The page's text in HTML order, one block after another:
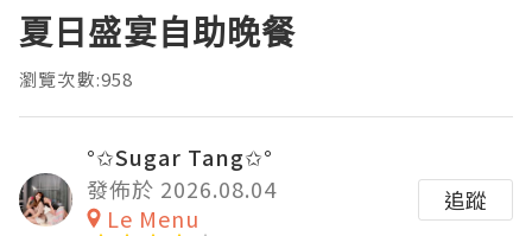
夏日盛宴自助晚餐
瀏覽次數:958
°✩Sugar Tang✩°
發佈於 2026.08.04
Le Menu
追蹤